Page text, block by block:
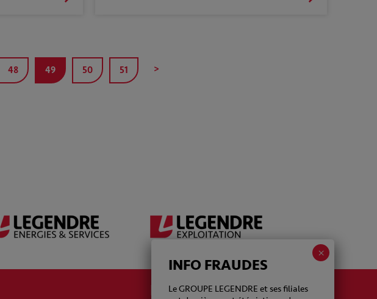
48 49 50 51 >
La newsletter Legendre
INFO FRAUDES
Le GROUPE LEGENDRE et ses filiales